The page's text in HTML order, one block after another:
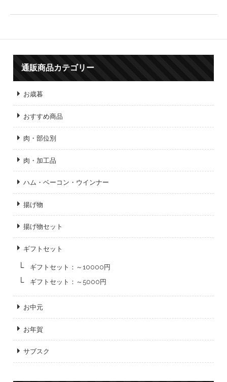
通販商品カテゴリー
お歳暮
おすすめ商品
肉・部位別
肉・加工品
ハム・ベーコン・ウインナー
揚げ物
揚げ物セット
ギフトセット
ギフトセット：～10000円
ギフトセット：～5000円
お中元
お年賀
サブスク